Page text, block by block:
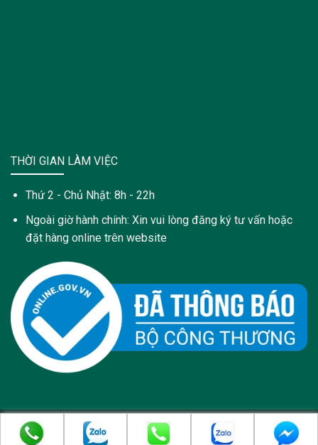
THỜI GIAN LÀM VIỆC
Thứ 2 - Chủ Nhật: 8h - 22h
Ngoài giờ hành chính: Xin vui lòng đăng ký tư vấn hoặc
đặt hàng online trên website
Copyright 2021 © Trang web này được sở hữu và quản lý bởi:
Công Ty Cổ Phần Dược Phẩm PyLoRa - pylora.com